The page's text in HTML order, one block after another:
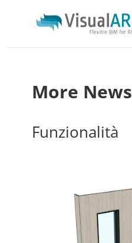
More News
Funzionalità